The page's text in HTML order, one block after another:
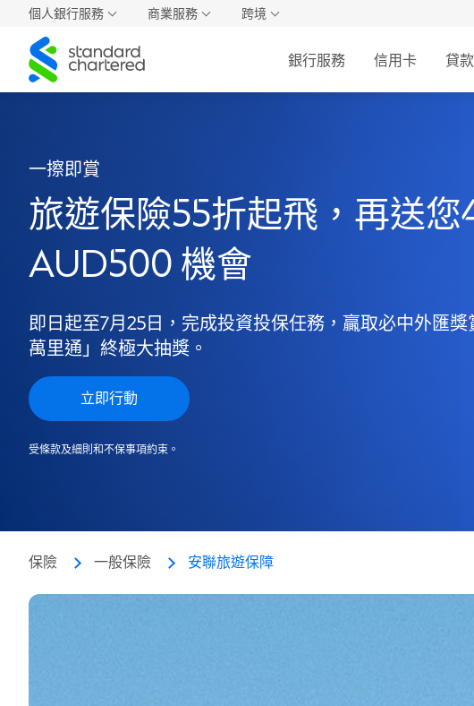
個人銀行服務 商業服務 跨境
Standard
Chartered
銀行服務 信用卡 貸款
一擦即賞
旅遊保險55折起飛，再送您
AUD500 機會
即日起至7月25日，完成投資投保任務，贏取必中外匯
萬里通」終極大抽獎。
立即行動
受條款及細則和不保事項約束。
保險 一般保險 安聯旅遊保障